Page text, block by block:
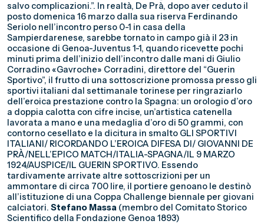
salvo complicazioni.”. In realtà, De Prà, dopo aver ceduto il
posto domenica 16 marzo dalla sua riserva Ferdinando
Seriolo nell’incontro perso 0-1 in casa della
Sampierdarenese, sarebbe tornato in campo già il 23 in
occasione di Genoa-Juventus 1-1, quando ricevette pochi
minuti prima dell’inizio dell’incontro dalle mani di Giulio
Corradino «Gavroche» Corradini, direttore del “Guerin
Sportivo”, il frutto di una sottoscrizione promossa presso gli
sportivi italiani dal settimanale torinese per ringraziarlo
dell’eroica prestazione contro la Spagna: un orologio d’oro
a doppia calotta con cifre incise, un’artistica catenella
lavorata a mano e una medaglia d’oro di 50 grammi, con
contorno cesellato e la dicitura in smalto GLI SPORTIVI
ITALIANI/ RICORDANDO L’EROICA DIFESA DI/ GIOVANNI DE
PRÀ/NELL’EPICO MATCH/ITALIA-SPAGNA/IL 9 MARZO
1924/AUSPICE/IL GUERIN SPORTIVO. Essendo
tardivamente arrivate altre sottoscrizioni per un
ammontare di circa 700 lire, il portiere genoano le destinò
all’istituzione di una Coppa Challenge biennale per giovani
calciatori. Stefano Massa (membro del Comitato Storico
Scientifico della Fondazione Genoa 1893)